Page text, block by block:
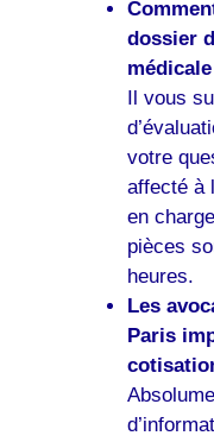
dossier
Il vous
votre
affecté à
en
pièces
heures.
Les
Paris